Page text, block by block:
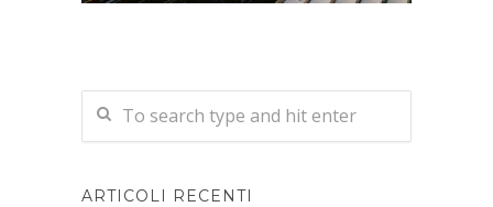
ARTICOLI RECENTI